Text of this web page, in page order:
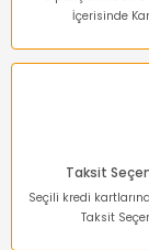
İçerisinde
Taksit
Seçili kredi
Taksit